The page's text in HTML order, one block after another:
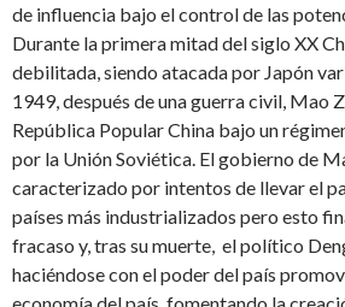
de influencia bajo el control de las
Durante la primera mitad del siglo XX
debilitada, siendo atacada por Japón
1949, después de una guerra civil, Mao
República Popular China bajo un
por la Unión Soviética. El gobierno de
caracterizado por intentos de llevar el
países más industrializados pero esto
fracaso y, tras su muerte, el político
haciéndose con el poder del país